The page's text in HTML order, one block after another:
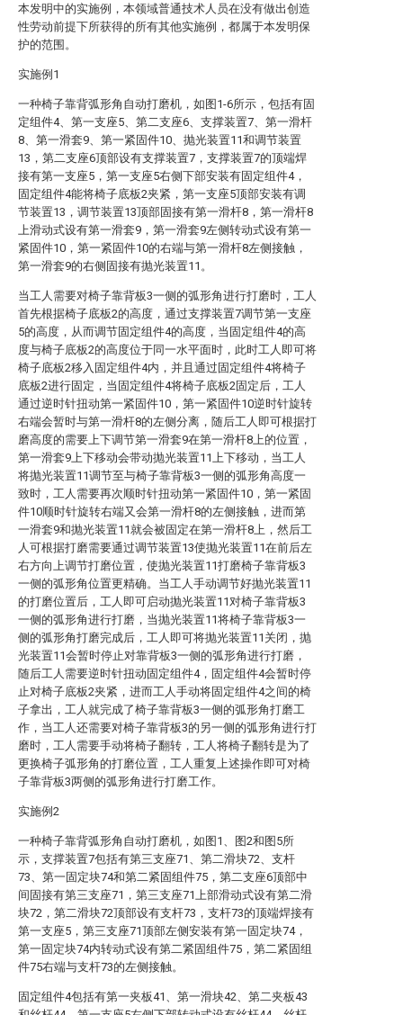
本发明中的实施例，本领域普通技术人员在没有做出创造
性劳动前提下所获得的所有其他实施例，都属于本发明保
护的范围。
实施例1
一种椅子靠背弧形角自动打磨机，如图1-6所示，包括有固
定组件4、第一支座5、第二支座6、支撑装置7、第一滑杆
8、第一滑套9、第一紧固件10、抛光装置11和调节装置
13，第二支座6顶部设有支撑装置7，支撑装置7的顶端焊
接有第一支座5，第一支座5右侧下部安装有固定组件4，
固定组件4能将椅子底板2夹紧，第一支座5顶部安装有调
节装置13，调节装置13顶部固接有第一滑杆8，第一滑杆8
上滑动式设有第一滑套9，第一滑套9左侧转动式设有第一
紧固件10，第一紧固件10的右端与第一滑杆8左侧接触，
第一滑套9的右侧固接有抛光装置11。
当工人需要对椅子靠背板3一侧的弧形角进行打磨时，工人
首先根据椅子底板2的高度，通过支撑装置7调节第一支座
5的高度，从而调节固定组件4的高度，当固定组件4的高
度与椅子底板2的高度位于同一水平面时，此时工人即可将
椅子底板2移入固定组件4内，并且通过固定组件4将椅子
底板2进行固定，当固定组件4将椅子底板2固定后，工人
通过逆时针扭动第一紧固件10，第一紧固件10逆时针旋转
右端会暂时与第一滑杆8的左侧分离，随后工人即可根据打
磨高度的需要上下调节第一滑套9在第一滑杆8上的位置，
第一滑套9上下移动会带动抛光装置11上下移动，当工人
将抛光装置11调节至与椅子靠背板3一侧的弧形角高度一
致时，工人需要再次顺时针扭动第一紧固件10，第一紧固
件10顺时针旋转右端又会第一滑杆8的左侧接触，进而第
一滑套9和抛光装置11就会被固定在第一滑杆8上，然后工
人可根据打磨需要通过调节装置13使抛光装置11在前后左
右方向上调节打磨位置，使抛光装置11打磨椅子靠背板3
一侧的弧形角位置更精确。当工人手动调节好抛光装置11
的打磨位置后，工人即可启动抛光装置11对椅子靠背板3
一侧的弧形角进行打磨，当抛光装置11将椅子靠背板3一
侧的弧形角打磨完成后，工人即可将抛光装置11关闭，抛
光装置11会暂时停止对靠背板3一侧的弧形角进行打磨，
随后工人需要逆时针扭动固定组件4，固定组件4会暂时停
止对椅子底板2夹紧，进而工人手动将固定组件4之间的椅
子拿出，工人就完成了椅子靠背板3一侧的弧形角打磨工
作，当工人还需要对椅子靠背板3的另一侧的弧形角进行打
磨时，工人需要手动将椅子翻转，工人将椅子翻转是为了
更换椅子弧形角的打磨位置，工人重复上述操作即可对椅
子靠背板3两侧的弧形角进行打磨工作。
实施例2
一种椅子靠背弧形角自动打磨机，如图1、图2和图5所
示，支撑装置7包括有第三支座71、第二滑块72、支杆
73、第一固定块74和第二紧固组件75，第二支座6顶部中
间固接有第三支座71，第三支座71上部滑动式设有第二滑
块72，第二滑块72顶部设有支杆73，支杆73的顶端焊接有
第一支座5，第三支座71顶部左侧安装有第一固定块74，
第一固定块74内转动式设有第二紧固组件75，第二紧固组
件75右端与支杆73的左侧接触。
固定组件4包括有第一夹板41、第一滑块42、第二夹板43